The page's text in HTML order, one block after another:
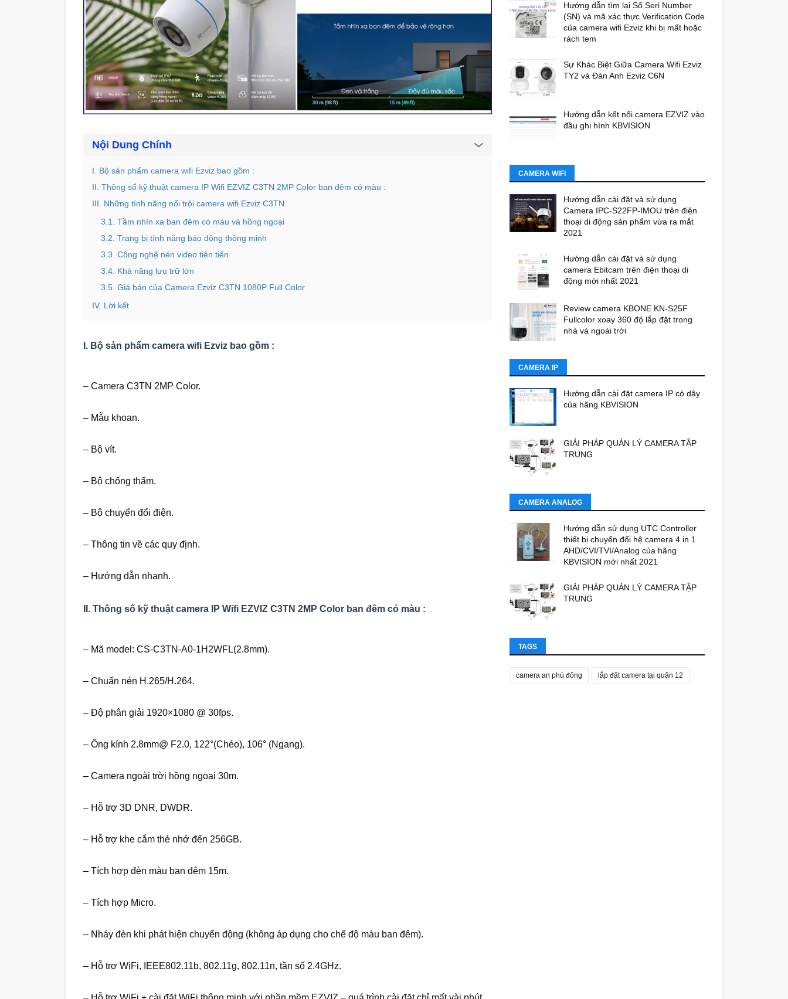
Nội Dung Chính
I. Bộ sản phẩm camera wifi Ezviz bao gồm :
II. Thông số kỹ thuật camera IP Wifi EZVIZ C3TN 2MP Color ban đêm có màu :
III. Những tính năng nổi trội camera wifi Ezviz C3TN
3.1. Tầm nhìn xa ban đêm có màu và hồng ngoại
3.2. Trang bị tính năng báo động thông minh
3.3. Công nghệ nén video tiên tiến
3.4. Khả năng lưu trữ lớn
3.5. Giá bán của Camera Ezviz C3TN 1080P Full Color
IV. Lời kết
I. Bộ sản phẩm camera wifi Ezviz bao gồm :
– Camera C3TN 2MP Color.
– Mẫu khoan.
– Bộ vít.
– Bộ chống thấm.
– Bộ chuyển đổi điện.
– Thông tin về các quy định.
– Hướng dẫn nhanh.
II. Thông số kỹ thuật camera IP Wifi EZVIZ C3TN 2MP Color ban đêm có màu :
– Mã model: CS-C3TN-A0-1H2WFL(2.8mm).
– Chuấn nén H.265/H.264.
– Độ phân giải 1920×1080 @ 30fps.
– Ống kính 2.8mm@ F2.0, 122°(Chéo), 106° (Ngang).
– Camera ngoài trời hồng ngoại 30m.
– Hỗ trợ 3D DNR, DWDR.
– Hỗ trợ khe cắm thẻ nhớ đến 256GB.
– Tích hợp đèn màu ban đêm 15m.
– Tích hợp Micro.
– Nháy đèn khi phát hiện chuyển động (không áp dụng cho chế độ màu ban đêm).
– Hỗ trợ WiFi, IEEE802.11b, 802.11g, 802.11n, tần số 2.4GHz.
Hướng dẫn tìm lại Số Seri Number
(SN) và mã xác thực Verification Code
của camera wifi Ezviz khi bị mất hoặc
rách tem
Sự Khác Biệt Giữa Camera Wifi Ezviz
TY2 và Đàn Anh Ezviz C6N
Hướng dẫn kết nối camera EZVIZ vào
đầu ghi hình KBVISION
CAMERA WIFI
Hướng dẫn cài đặt và sử dụng
Camera IPC-S22FP-IMOU trên điện
thoại di động sản phẩm vừa ra mắt
2021
Hướng dẫn cài đặt và sử dụng
camera Ebitcam trên điện thoại di
động mới nhất 2021
Review camera KBONE KN-S25F
Fullcolor xoay 360 độ lắp đặt trong
nhà và ngoài trời
CAMERA IP
Hướng dẫn cài đặt camera IP có dây
của hãng KBVISION
GIẢI PHÁP QUẢN LÝ CAMERA TẬP
TRUNG
CAMERA ANALOG
Hướng dẫn sử dụng UTC Controller
thiết bị chuyển đổi hệ camera 4 in 1
AHD/CVI/TVI/Analog của hãng
KBVISION mới nhất 2021
GIẢI PHÁP QUẢN LÝ CAMERA TẬP
TRUNG
TAGS
camera an phú đông lắp đặt camera tại quận 12